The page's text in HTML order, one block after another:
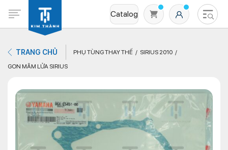
Catalog
Không có sản phẩm nào trong giỏ hàng
TRANG CHỦ PHỤ TÙNG THAY THẾ
SIRIUS 2010
GON MÂM LỬA SIRIUS